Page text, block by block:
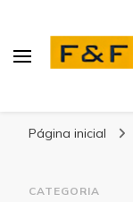
Página inicial
CATEGORIA